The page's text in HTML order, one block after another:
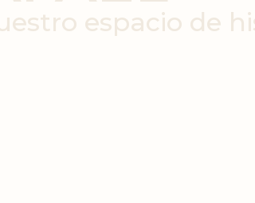
espacio de